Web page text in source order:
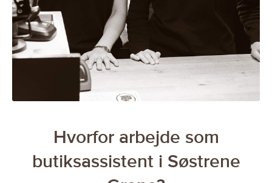
Hvorfor arbejde som
butiksassistent i Søstrene